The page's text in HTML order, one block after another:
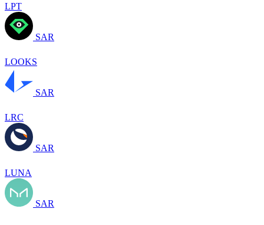
LPT
SAR
LOOKS
SAR
LRC
SAR
LUNA
SAR